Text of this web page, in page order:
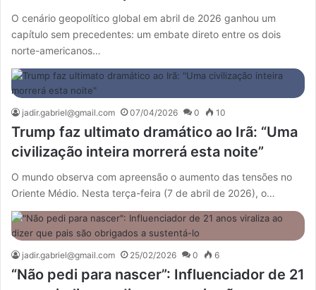
O cenário geopolítico global em abril de 2026 ganhou um
capítulo sem precedentes: um embate direto entre os dois
norte-americanos…
jadir.gabriel@gmail.com 07/04/2026 0 10
Trump faz ultimato dramático ao Irã: “Uma
civilização inteira morrerá esta noite”
O mundo observa com apreensão o aumento das tensões no
Oriente Médio. Nesta terça-feira (7 de abril de 2026), o…
jadir.gabriel@gmail.com 25/02/2026 0 6
“Não pedi para nascer”: Influenciador de 21